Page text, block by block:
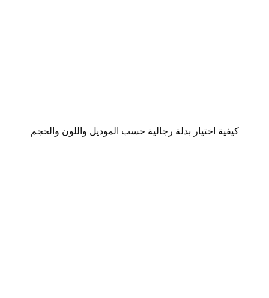
كيفية اختيار بدلة رجالية حسب الموديل واللون والحجم